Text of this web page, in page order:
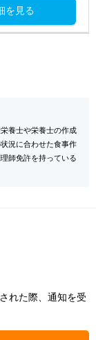
を見る
養士や栄養士の作成
況に合わせた食事作
師免許を持っている
れた際、通知を受